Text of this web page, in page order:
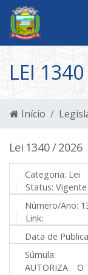
LEI
Início
Lei 1340 / 2026
Categoria: Lei
Status: Vigente
Número/Ano:
Link:
Data de
Súmula:
AUTORIZA O